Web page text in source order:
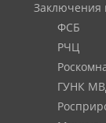
Заключения
ФСБ
РЧЦ
ГУНК